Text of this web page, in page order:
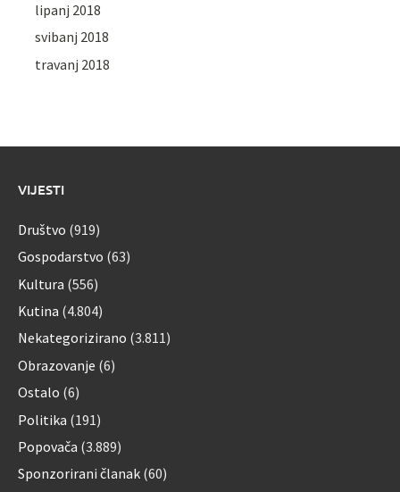
lipanj 2018
svibanj 2018
travanj 2018
VIJESTI
Društvo (919)
Gospodarstvo (63)
Kultura (556)
Kutina (4.804)
Nekategorizirano (3.811)
Obrazovanje (6)
Ostalo (6)
Politika (191)
Popovača (3.889)
Sponzorirani članak (60)